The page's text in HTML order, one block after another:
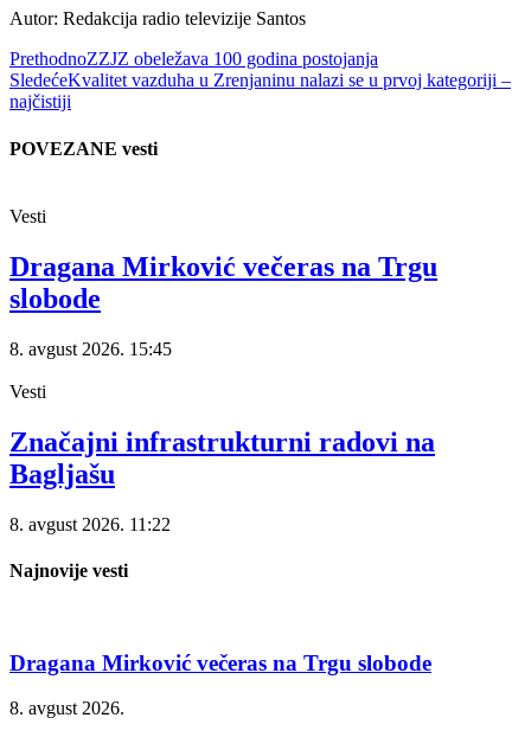
Autor: Redakcija radio televizije Santos
PrethodnoZZJZ obeležava 100 godina postojanja
SledećeKvalitet vazduha u Zrenjaninu nalazi se u prvoj kategoriji –
najčistiji
POVEZANE vesti
Vesti
Dragana Mirković večeras na Trgu
slobode
8. avgust 2026. 15:45
Vesti
Značajni infrastrukturni radovi na
Bagljašu
8. avgust 2026. 11:22
Najnovije vesti
Dragana Mirković večeras na Trgu slobode
8. avgust 2026.